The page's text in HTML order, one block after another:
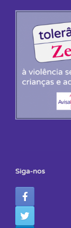
Siga-nos